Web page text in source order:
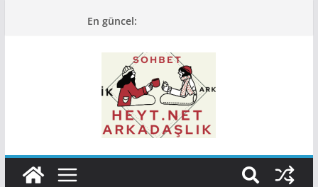
En güncel: